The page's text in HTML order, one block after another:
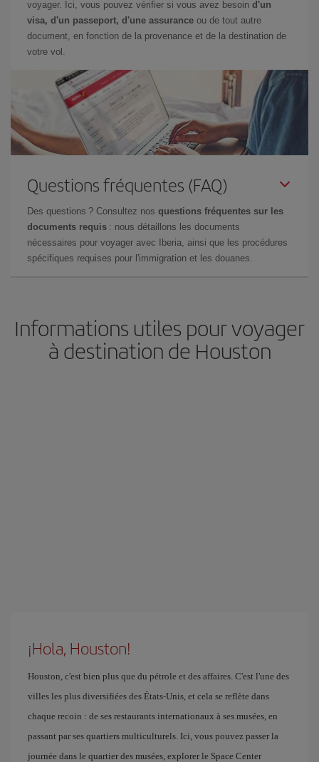
voyager. Ici, vous pouvez vérifier si vous avez besoin d'un
visa, d'un passeport, d'une assurance ou de tout autre
document, en fonction de la provenance et de la destination de
votre vol.
Questions fréquentes (FAQ)
Des questions ? Consultez nos questions fréquentes sur les
documents requis : nous détaillons les documents
nécessaires pour voyager avec Iberia, ainsi que les procédures
spécifiques requises pour l'immigration et les douanes.
Informations utiles pour voyager
à destination de Houston
¡Hola, Houston!
Houston, c'est bien plus que du pétrole et des affaires. C'est l'une des
villes les plus diversifiées des États-Unis, et cela se reflète dans
chaque recoin : de ses restaurants internationaux à ses musées, en
passant par ses quartiers multiculturels. Ici, vous pouvez passer la
journée dans le quartier des musées, explorer le Space Center